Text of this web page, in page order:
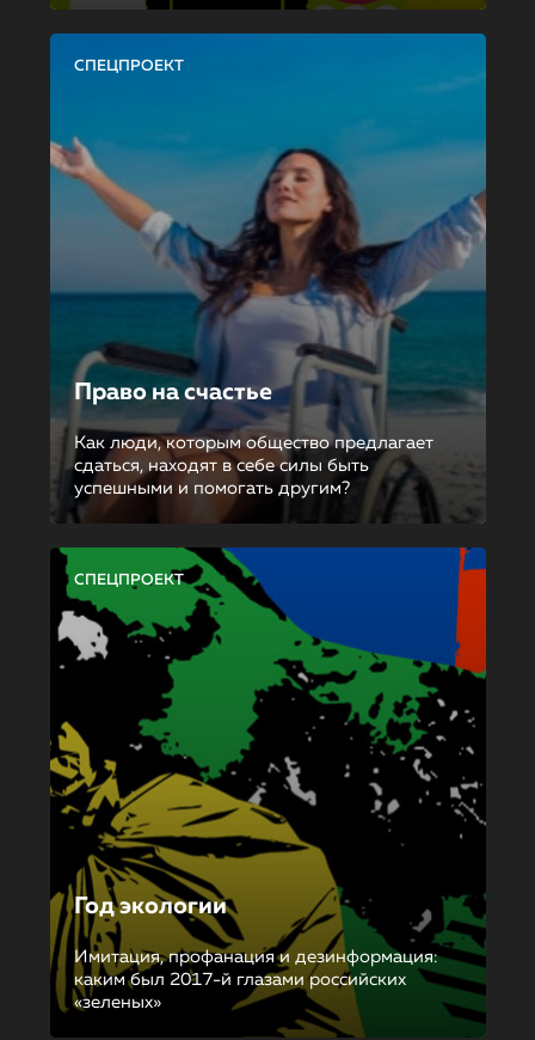
СПЕЦПРОЕКТ
Право на счастье
Как люди, которым общество предлагает
сдаться, находят в себе силы быть
успешными и помогать другим?
СПЕЦПРОЕКТ
Год экологии
Имитация, профанация и дезинформация:
каким был 2017-й глазами российских
«зеленых»